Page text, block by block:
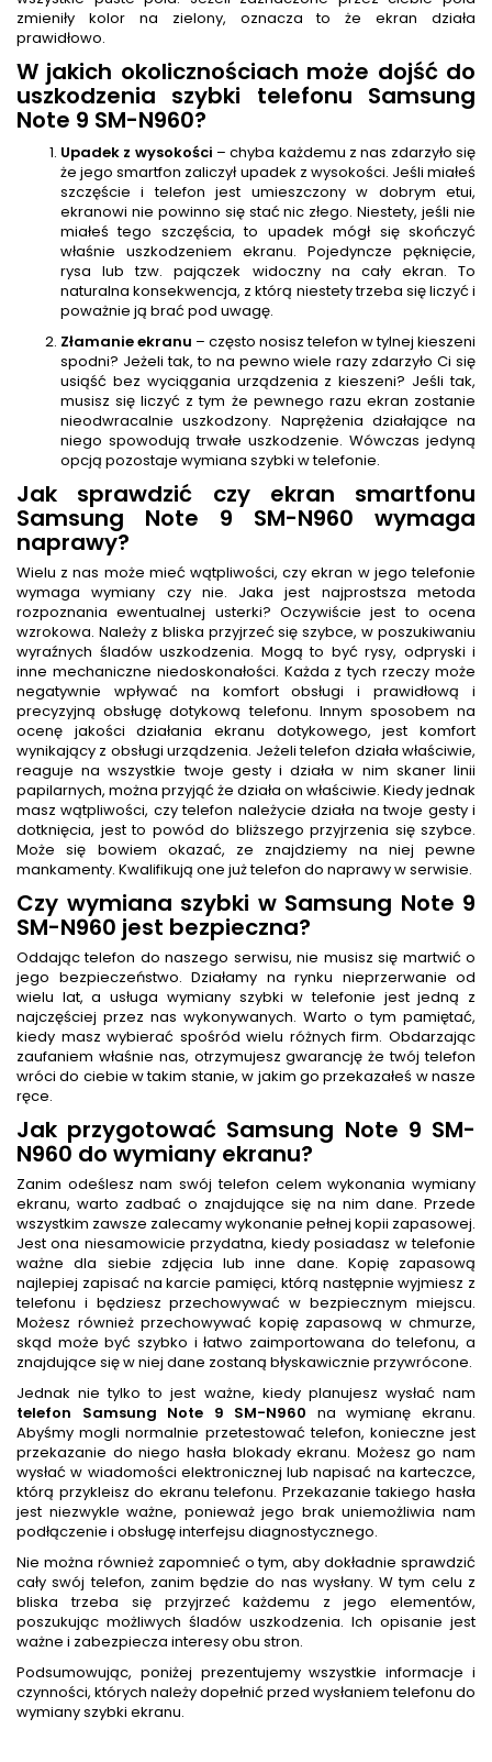
zmieniły kolor na zielony, oznacza to że ekran działa
prawidłowo.
W jakich okolicznościach może dojść do
uszkodzenia szybki telefonu Samsung
Note 9 SM-N960?
Upadek z wysokości – chyba każdemu z nas zdarzyło się
że jego smartfon zaliczył upadek z wysokości. Jeśli miałeś
szczęście i telefon jest umieszczony w dobrym etui,
ekranowi nie powinno się stać nic złego. Niestety, jeśli nie
miałeś tego szczęścia, to upadek mógł się skończyć
właśnie uszkodzeniem ekranu. Pojedyncze pęknięcie,
rysa lub tzw. pajączek widoczny na cały ekran. To
naturalna konsekwencja, z którą niestety trzeba się liczyć i
poważnie ją brać pod uwagę.
Złamanie ekranu – często nosisz telefon w tylnej kieszeni
spodni? Jeżeli tak, to na pewno wiele razy zdarzyło Ci się
usiąść bez wyciągania urządzenia z kieszeni? Jeśli tak,
musisz się liczyć z tym że pewnego razu ekran zostanie
nieodwracalnie uszkodzony. Naprężenia działające na
niego spowodują trwałe uszkodzenie. Wówczas jedyną
opcją pozostaje wymiana szybki w telefonie.
Jak sprawdzić czy ekran smartfonu
Samsung Note 9 SM-N960 wymaga
naprawy?
Wielu z nas może mieć wątpliwości, czy ekran w jego telefonie
wymaga wymiany czy nie. Jaka jest najprostsza metoda
rozpoznania ewentualnej usterki? Oczywiście jest to ocena
wzrokowa. Należy z bliska przyjrzeć się szybce, w poszukiwaniu
wyraźnych śladów uszkodzenia. Mogą to być rysy, odpryski i
inne mechaniczne niedoskonałości. Każda z tych rzeczy może
negatywnie wpływać na komfort obsługi i prawidłową i
precyzyjną obsługę dotykową telefonu. Innym sposobem na
ocenę jakości działania ekranu dotykowego, jest komfort
wynikający z obsługi urządzenia. Jeżeli telefon działa właściwie,
reaguje na wszystkie twoje gesty i działa w nim skaner linii
papilarnych, można przyjąć że działa on właściwie. Kiedy jednak
masz wątpliwości, czy telefon należycie działa na twoje gesty i
dotknięcia, jest to powód do bliższego przyjrzenia się szybce.
Może się bowiem okazać, ze znajdziemy na niej pewne
mankamenty. Kwalifikują one już telefon do naprawy w serwisie.
Czy wymiana szybki w Samsung Note 9
SM-N960 jest bezpieczna?
Oddając telefon do naszego serwisu, nie musisz się martwić o
jego bezpieczeństwo. Działamy na rynku nieprzerwanie od
wielu lat, a usługa wymiany szybki w telefonie jest jedną z
najczęściej przez nas wykonywanych. Warto o tym pamiętać,
kiedy masz wybierać spośród wielu różnych firm. Obdarzając
zaufaniem właśnie nas, otrzymujesz gwarancję że twój telefon
wróci do ciebie w takim stanie, w jakim go przekazałeś w nasze
ręce.
Jak przygotować Samsung Note 9 SM-
N960 do wymiany ekranu?
Zanim odeślesz nam swój telefon celem wykonania wymiany
ekranu, warto zadbać o znajdujące się na nim dane. Przede
wszystkim zawsze zalecamy wykonanie pełnej kopii zapasowej.
Jest ona niesamowicie przydatna, kiedy posiadasz w telefonie
ważne dla siebie zdjęcia lub inne dane. Kopię zapasową
najlepiej zapisać na karcie pamięci, którą następnie wyjmiesz z
telefonu i będziesz przechowywać w bezpiecznym miejscu.
Możesz również przechowywać kopię zapasową w chmurze,
skąd może być szybko i łatwo zaimportowana do telefonu, a
znajdujące się w niej dane zostaną błyskawicznie przywrócone.
Jednak nie tylko to jest ważne, kiedy planujesz wysłać nam
telefon Samsung Note 9 SM-N960 na wymianę ekranu.
Abyśmy mogli normalnie przetestować telefon, konieczne jest
przekazanie do niego hasła blokady ekranu. Możesz go nam
wysłać w wiadomości elektronicznej lub napisać na karteczce,
którą przykleisz do ekranu telefonu. Przekazanie takiego hasła
jest niezwykle ważne, ponieważ jego brak uniemożliwia nam
podłączenie i obsługę interfejsu diagnostycznego.
Nie można również zapomnieć o tym, aby dokładnie sprawdzić
cały swój telefon, zanim będzie do nas wysłany. W tym celu z
bliska trzeba się przyjrzeć każdemu z jego elementów,
poszukując możliwych śladów uszkodzenia. Ich opisanie jest
ważne i zabezpiecza interesy obu stron.
Podsumowując, poniżej prezentujemy wszystkie informacje i
czynności, których należy dopełnić przed wysłaniem telefonu do
wymiany szybki ekranu.